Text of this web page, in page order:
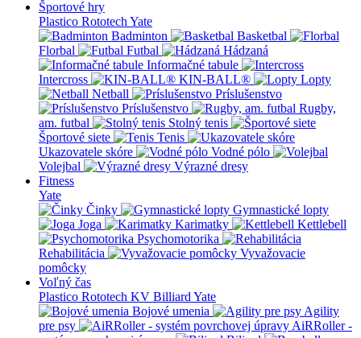
Športové hry
Plastico Rototech Yate
Badminton
Basketbal
Florbal
Futbal
Hádzaná
Informačné tabule
Intercross
KIN-BALL®
Lopty
Netball
Príslušenstvo
Príslušenstvo
Rugby,
am. futbal
Stolný tenis
Športové siete
Tenis
Ukazovatele skóre
Vodné pólo
Volejbal
Výrazné dresy
Fitness
Yate
Činky
Gymnastické lopty
Joga
Karimatky
Kettlebell
Psychomotorika
Rehabilitácia
Vyvažovacie
pomôcky
Voľný čas
Plastico Rototech KV Billiard Yate
Bojové umenia
Agility
pre psy
AiRRoller -